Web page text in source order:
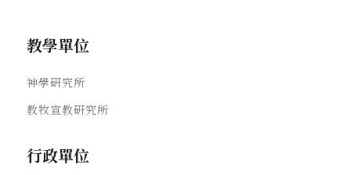
教學單位
神學研究所
教牧宣教研究所
行政單位